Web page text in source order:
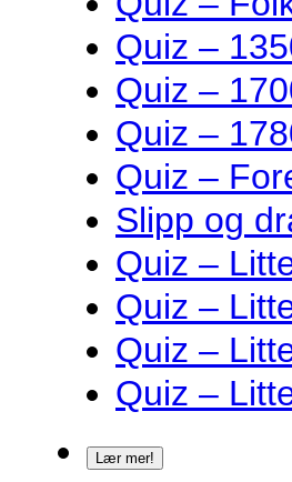
Quiz –
Quiz –
Quiz –
Quiz –
Slipp og
Quiz –
Quiz –
Quiz –
Quiz –
Lær mer!